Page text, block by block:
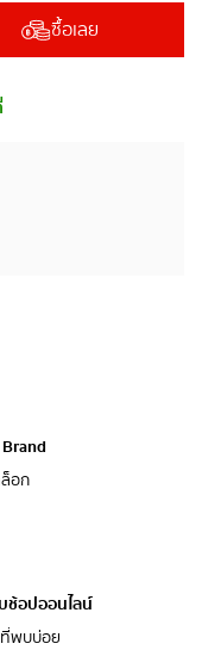
ซื้อเลย
อก
ช้อปออนไลน์
พบบ่อย